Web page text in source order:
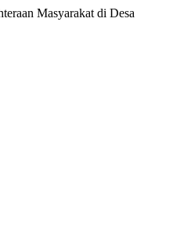
Masyarakat di Desa